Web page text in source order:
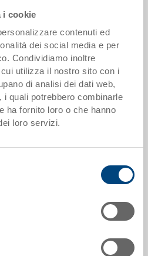
i cookie
contenuti ed
dei social media e per
Condividiamo inoltre
utilizza il nostro sito con i
di analisi dei dati web,
i quali potrebbero combinarle
ha fornito loro o che hanno
loro servizi.
ordinato online: